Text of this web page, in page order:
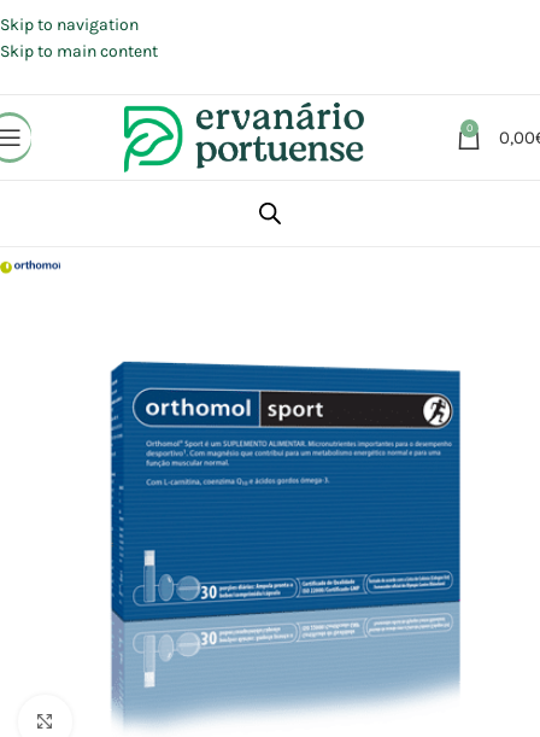
Skip to navigation
Skip to main content
0 0,00
Suplementos alimentares
Click to enlarge